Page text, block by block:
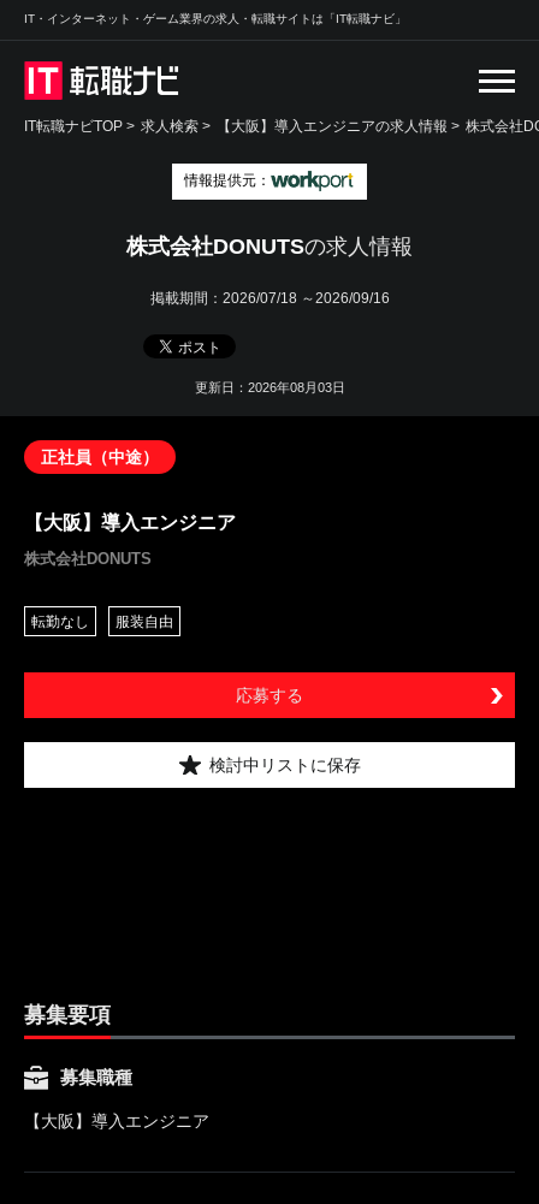
IT・インターネット・ゲーム業界の求人・転職サイトは「IT転職ナビ」
IT転職ナビTOP > 求人検索 > 【大阪】導入エンジニアの求人情報 > 株式会社
情報提供元：
株式会社DONUTSの求人情報
掲載期間： 2026/07/18 ～2026/09/16
更新日：2026年08月03日
正社員（中途）
【大阪】導入エンジニア
株式会社DONUTS
転勤なし 服装自由
応募する
検討中リストに保存
募集要項
募集職種
【大阪】導入エンジニア